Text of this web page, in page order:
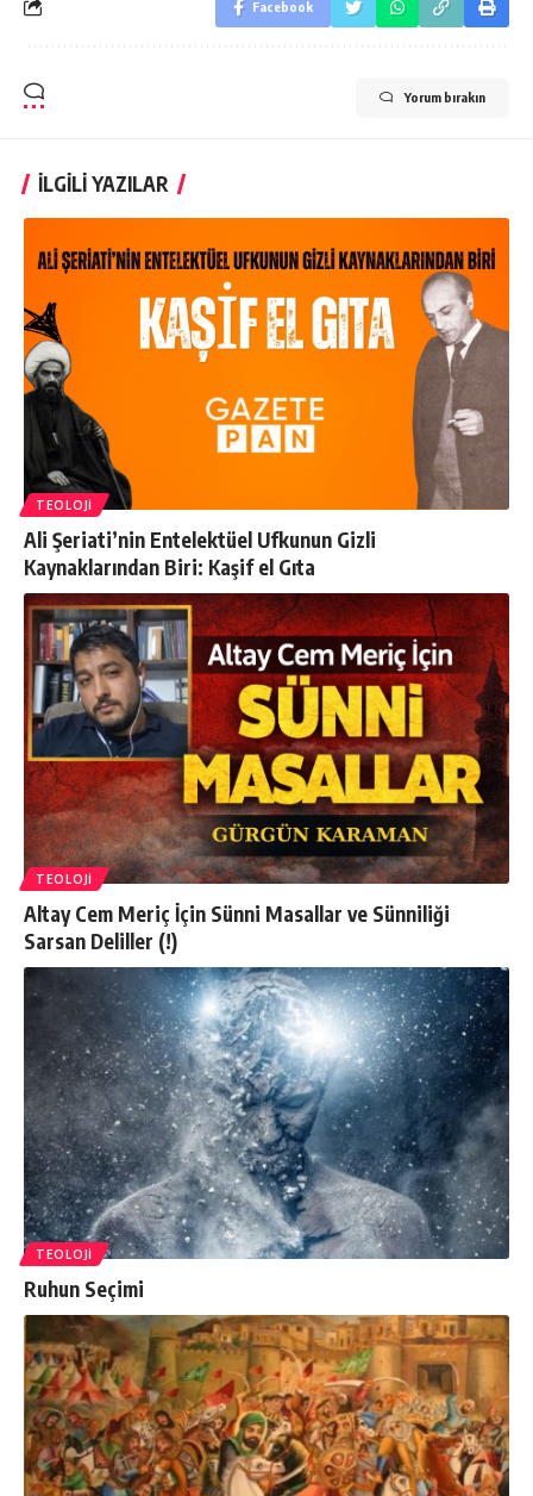
Facebook
Yorum bırakın
İLGİLİ YAZILAR
TEOLOJI
Ali Şeriati’nin Entelektüel Ufkunun Gizli
Kaynaklarından Biri: Kaşif el Gıta
TEOLOJI
Altay Cem Meriç İçin Sünni Masallar ve Sünniliği
Sarsan Deliller (!)
TEOLOJI
Ruhun Seçimi